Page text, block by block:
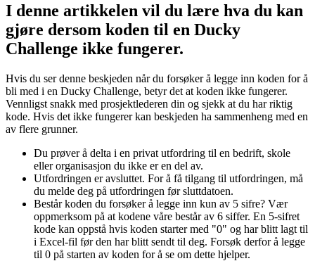
I denne artikkelen vil du lære hva du kan
gjøre dersom koden til en Ducky
Challenge ikke fungerer.
Hvis du ser denne beskjeden når du forsøker å legge inn koden for å
bli med i en Ducky Challenge, betyr det at koden ikke fungerer.
Vennligst snakk med prosjektlederen din og sjekk at du har riktig
kode. Hvis det ikke fungerer kan beskjeden ha sammenheng med en
av flere grunner.
Du prøver å delta i en privat utfordring til en bedrift, skole
eller organisasjon du ikke er en del av.
Utfordringen er avsluttet. For å få tilgang til utfordringen, må
du melde deg på utfordringen før sluttdatoen.
Består koden du forsøker å legge inn kun av 5 sifre? Vær
oppmerksom på at kodene våre består av 6 siffer. En 5-sifret
kode kan oppstå hvis koden starter med "0" og har blitt lagt til
i Excel-fil før den har blitt sendt til deg. Forsøk derfor å legge
til 0 på starten av koden for å se om dette hjelper.